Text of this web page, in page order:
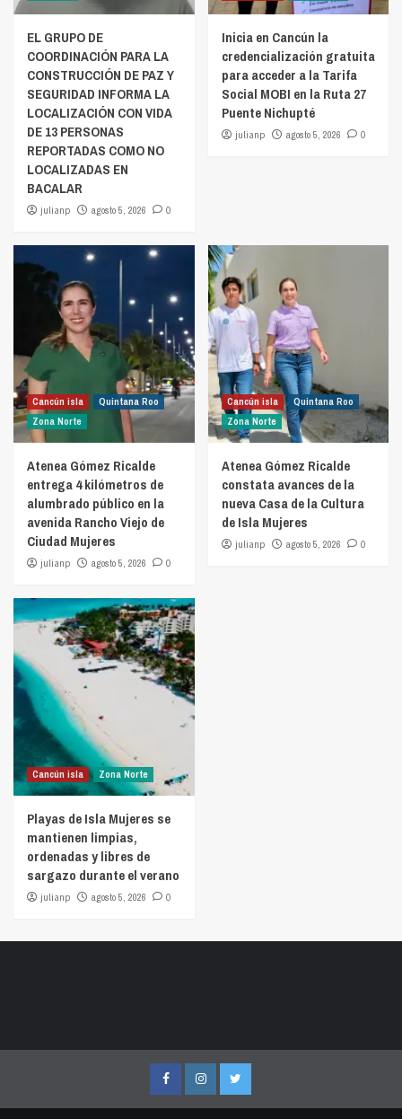
EL GRUPO DE
COORDINACIÓN PARA LA
CONSTRUCCIÓN DE PAZ Y
SEGURIDAD INFORMA LA
LOCALIZACIÓN CON VIDA
DE 13 PERSONAS
REPORTADAS COMO NO
LOCALIZADAS EN
BACALAR
julianp agosto 5, 2026 0
Inicia en Cancún la
credencialización gratuita
para acceder a la Tarifa
Social MOBI en la Ruta 27
Puente Nichupté
julianp agosto 5, 2026 0
Cancún isla
Quintana Roo
Zona Norte
Atenea Gómez Ricalde
entrega 4 kilómetros de
alumbrado público en la
avenida Rancho Viejo de
Ciudad Mujeres
julianp agosto 5, 2026 0
Cancún isla
Quintana Roo
Zona Norte
Atenea Gómez Ricalde
constata avances de la
nueva Casa de la Cultura
de Isla Mujeres
julianp agosto 5, 2026 0
Cancún isla Zona Norte
Playas de Isla Mujeres se
mantienen limpias,
ordenadas y libres de
sargazo durante el verano
julianp agosto 5, 2026 0
FacebookInstagramTwitter